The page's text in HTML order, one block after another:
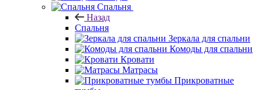
Спальня
Назад
Спальня
Зеркала для спальни
Комоды для спальни
Кровати
Матрасы
Прикроватные